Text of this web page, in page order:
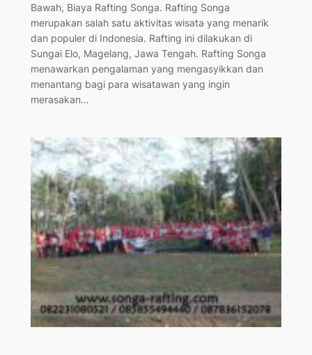
Bawah, Biaya Rafting Songa. Rafting Songa
merupakan salah satu aktivitas wisata yang menarik
dan populer di Indonesia. Rafting ini dilakukan di
Sungai Elo, Magelang, Jawa Tengah. Rafting Songa
menawarkan pengalaman yang mengasyikkan dan
menantang bagi para wisatawan yang ingin
merasakan…